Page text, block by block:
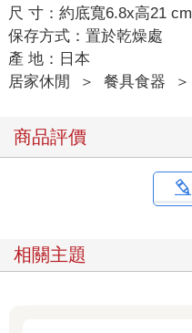
尺 寸：約底寬6.8x高21 cm
保存方式：置於乾燥處
產 地：日本
居家休閒
＞ 餐具食器 ＞
商品評價
相關主題